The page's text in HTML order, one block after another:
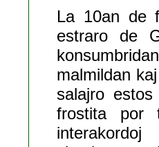
La 10an de
estraro de
malmildan
salajro
frostita por